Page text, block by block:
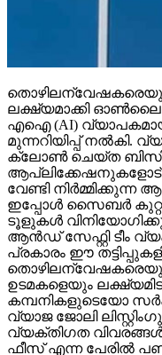
ലക്ഷ്യമാക്കി
എഐ (AI)
മുന്നറിയിപ്പ് നല്‍കി.
ക്ലോണ്‍ ചെയ്ത
ആപ്ലിക്കേഷനുകളോട്
വേണ്ടി നിര്‍മ്മിക്കുന്ന
ഇപ്പോള്‍ സൈബര്‍
ടൂളുകള്‍
ആന്‍ഡ് സേഫ്റ്റി ടീം
പ്രകാരം ഈ
ഉടമകളെയും
കമ്പനികളുടെയോ
വ്യാജ ജോലി
വ്യക്തിഗത വിവരങ്ങള്‍
ഫീസ് എന്ന പേരില്‍